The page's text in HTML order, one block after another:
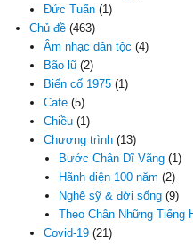
Đức Tuấn (1)
Chủ đề (463)
Âm nhạc dân tộc (4)
Bão lũ (2)
Biến cố 1975 (1)
Cafe (5)
Chiều (1)
Chương trình (13)
Bước Chân Dĩ Vãng(1)
Hãnh diện 100 năm (2)
Nghệ sỹ & đời sống(9)
Theo Chân Những Tiếng
Covid-19 (21)